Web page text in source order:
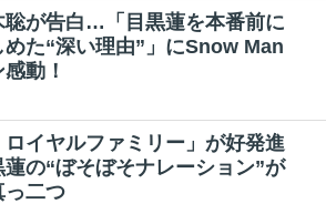
聡が告白…「目黒蓮を本番前に
めた“深い理由”」にSnow Man
動！
ロイヤルファミリー」が好発進
蓮の“ぼそぼそナレーション”が
っ二つ